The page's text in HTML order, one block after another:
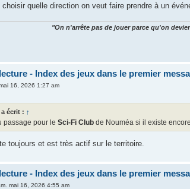
quelle direction on veut faire prendre à un
"On n'arrête pas de jouer parce qu'on
- Index des jeux dans le premier
16, 2026 1:27 am
a écrit : ↑
passage pour le Sci-Fi Club de Nouméa si il existe
toujours et est très actif sur le territoire.
- Index des jeux dans le premier
mai 16, 2026 4:55 am